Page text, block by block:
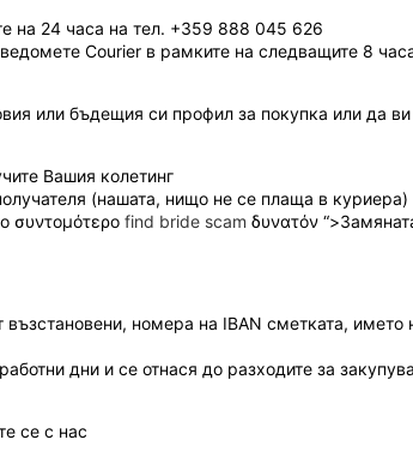
на 24 часа на тел. +359 888 045 626
Courier в рамките на следващите 8
или бъдещия си профил за покупка или да
Вашия колетинг
(нашата, нищо не се плаща в куриера)
συντομότερο find bride scam δυνατόν
номера на IBAN сметката,
дни и се отнася до разходите за
се с нас